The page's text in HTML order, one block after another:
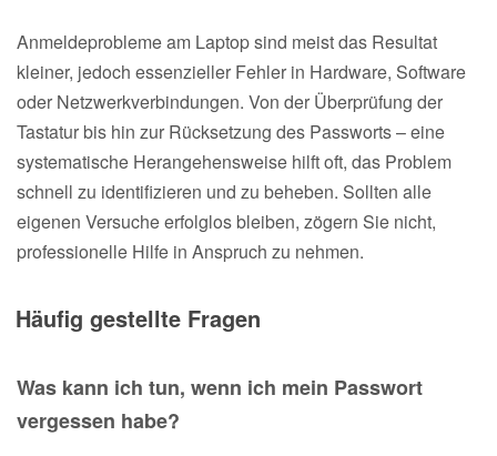
Anmeldeprobleme am Laptop sind meist das Resultat
kleiner, jedoch essenzieller Fehler in Hardware, Software
oder Netzwerkverbindungen. Von der Überprüfung der
Tastatur bis hin zur Rücksetzung des Passworts – eine
systematische Herangehensweise hilft oft, das Problem
schnell zu identifizieren und zu beheben. Sollten alle
eigenen Versuche erfolglos bleiben, zögern Sie nicht,
professionelle Hilfe in Anspruch zu nehmen.
Häufig gestellte Fragen
Was kann ich tun, wenn ich mein Passwort
vergessen habe?